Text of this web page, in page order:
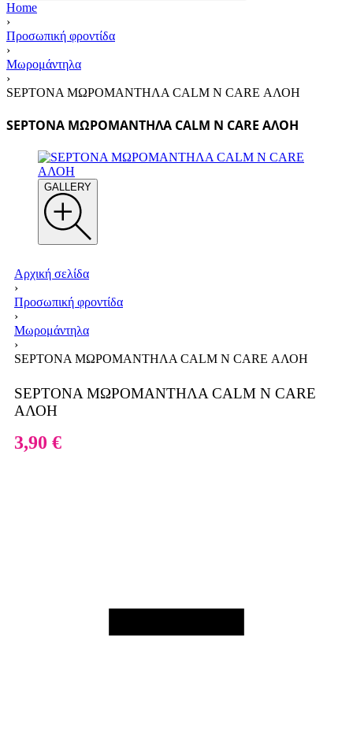
Home
›
Προσωπική φροντίδα
›
Μωρομάντηλα
›
SEPTONA ΜΩΡΟΜΑΝΤΗΛΑ CALM N CARE ΑΛΟΗ
SEPTONA ΜΩΡΟΜΑΝΤΗΛΑ CALM N CARE ΑΛΟΗ
GALLERY
Αρχική σελίδα
›
Προσωπική φροντίδα
›
Μωρομάντηλα
›
SEPTONA ΜΩΡΟΜΑΝΤΗΛΑ CALM N CARE ΑΛΟΗ
SEPTONA ΜΩΡΟΜΑΝΤΗΛΑ CALM N CARE
ΑΛΟΗ
3,90 €